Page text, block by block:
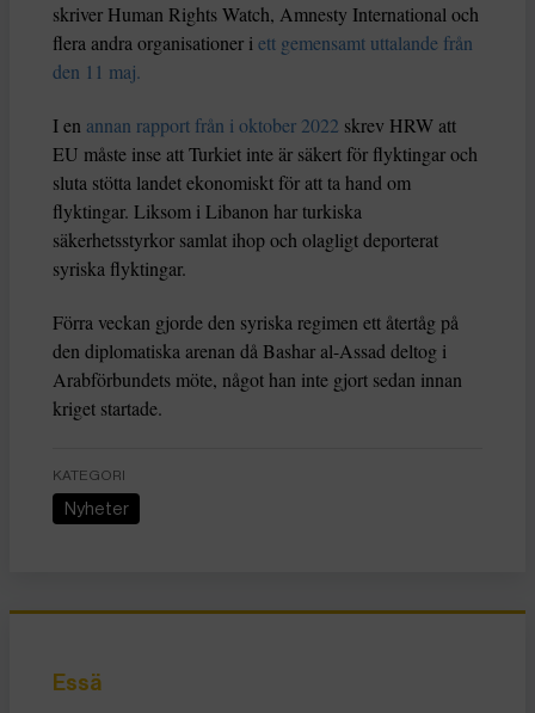
skriver Human Rights Watch, Amnesty International och
flera andra organisationer i ett gemensamt uttalande från
den 11 maj.
I en annan rapport från i oktober 2022 skrev HRW att
EU måste inse att Turkiet inte är säkert för flyktingar och
sluta stötta landet ekonomiskt för att ta hand om
flyktingar. Liksom i Libanon har turkiska
säkerhetsstyrkor samlat ihop och olagligt deporterat
syriska flyktingar.
Förra veckan gjorde den syriska regimen ett återtåg på
den diplomatiska arenan då Bashar al-Assad deltog i
Arabförbundets möte, något han inte gjort sedan innan
kriget startade.
KATEGORI
Nyheter
Essä